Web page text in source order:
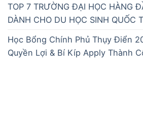
TOP 7 TRƯỜNG ĐẠI HỌC HÀNG
DÀNH CHO DU HỌC SINH QUỐC
Học Bổng Chính Phủ Thụy Điển
Quyền Lợi & Bí Kíp Apply Thành